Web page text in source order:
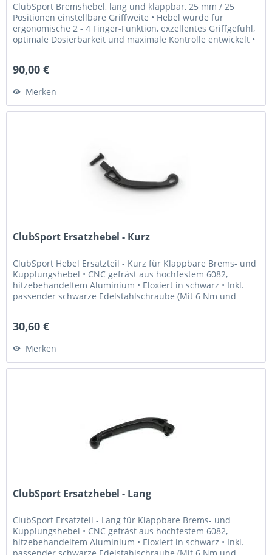
ClubSport Bremshebel, lang und klappbar, 25 mm / 25
Positionen einstellbare Griffweite • Hebel wurde für
ergonomische 2 - 4 Finger-Funktion, exzellentes Griffgefühl,
optimale Dosierbarkeit und maximale Kontrolle entwickelt •
90,00 €
Merken
ClubSport Ersatzhebel - Kurz
ClubSport Hebel Ersatzteil - Kurz für Klappbare Brems- und
Kupplungshebel • CNC gefräst aus hochfestem 6082,
hitzebehandeltem Aluminium • Eloxiert in schwarz • Inkl.
passender schwarze Edelstahlschraube (Mit 6 Nm und
30,60 €
Merken
ClubSport Ersatzhebel - Lang
ClubSport Ersatzteil - Lang für Klappbare Brems- und
Kupplungshebel • CNC gefräst aus hochfestem 6082,
hitzebehandeltem Aluminium • Eloxiert in schwarz • Inkl.